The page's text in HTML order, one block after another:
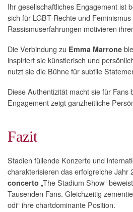
Ihr gesellschaftliches Engagement ist
sich für LGBT-Rechte und
Rassismuserfahrungen motivieren
Die Verbindung zu Emma Marrone
inspiriert sie künstlerisch und
nutzt sie die Bühne für subtile
Diese Authentizität macht sie für Fans
Engagement zeigt ganzheitliche
Fazit
Stadien füllende Konzerte und
charakterisieren das erfolgreiche Jahr
concerto „The Stadium Show“
Tausenden Fans. Gleichzeitig
odi“ ihre chartdominante Position.